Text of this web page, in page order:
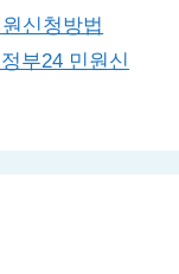
신청방법
부24 민원신